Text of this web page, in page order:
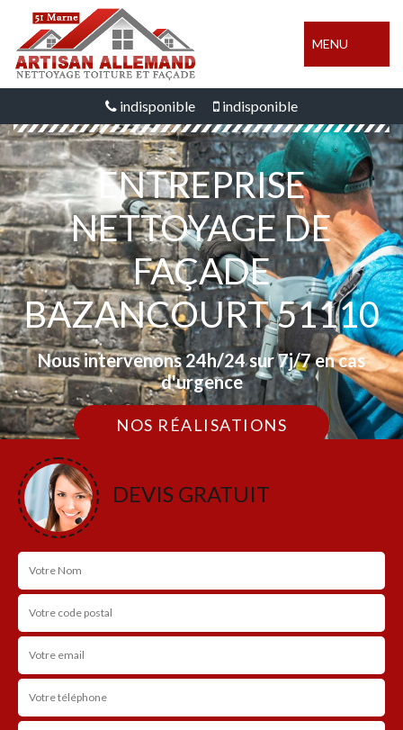
MENU
indisponible indisponible
ENTREPRISE
NETTOYAGE DE
FAÇADE
BAZANCOURT 51110
Nous intervenons 24h/24 sur 7j/7 en cas
d'urgence
NOS RÉALISATIONS
DEVIS GRATUIT